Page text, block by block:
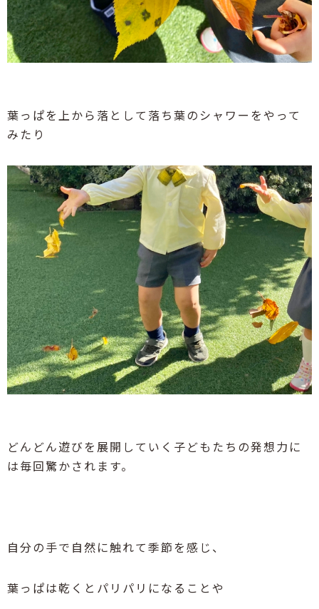
葉っぱを上から落として落ち葉のシャワーをやって
みたり
どんどん遊びを展開していく子どもたちの発想力に
は毎回驚かされます。
自分の手で自然に触れて季節を感じ、
葉っぱは乾くとパリパリになることや